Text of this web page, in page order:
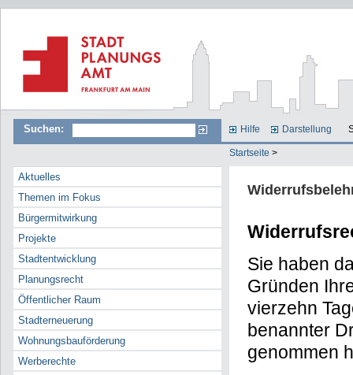
Suchen: Hilfe Darstellung
Startseite >
Aktuelles
Themen im Fokus
Bürgermitwirkung
Projekte
Stadtentwicklung
Planungsrecht
Öffentlicher Raum
Stadterneuerung
Wohnungsbauförderung
Werberechte
Sie haben
Gründen
vierzehn
benannter
genommen